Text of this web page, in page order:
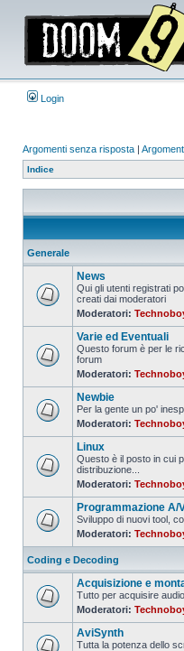
Login
Argomenti senza risposta |
Indice
Generale
Nessun
da
leggere
News
Qui gli utenti registrati
creati dai moderatori
Moderatori:
Nessun
da
leggere
Varie ed Eventuali
Questo forum è per le
forum
Moderatori:
Nessun
messaggio
leggere
Newbie
Per la gente un po'
Moderatori:
Nessun
da
leggere
Linux
Questo è il posto in cui
distribuzione...
Moderatori:
Nessun
messaggio
da
leggere
Programmazione A/
Sviluppo di nuovi tool,
Moderatori:
Coding e Decoding
Nessun
messaggio
da
leggere
Acquisizione e
Tutto per acquisire
Moderatori:
AviSynth
Tutta la potenza dello